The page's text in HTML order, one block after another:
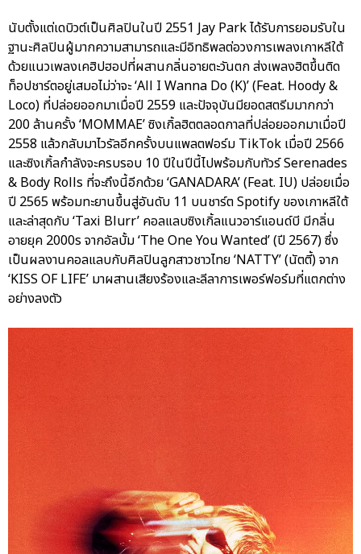
นับตั้งแต่เดบิวต์เป็นศิลปินในปี 2551 Jay Park ได้รับการยอมรับใน
ฐานะศิลปินผู้มากความสามารถและมีอิทธิพลต่อวงการเพลงเกาหลีใต้
ด้วยแนวเพลงเคฮิปฮอปที่ผสานกลิ่นอายตะวันตก ส่งเพลงฮิตขึ้นติด
ท็อปชาร์ตอยู่เสมอไม่ว่าจะ ‘All I Wanna Do (K)’ (Feat. Hoody &
Loco) ที่ปล่อยออกมาเมื่อปี 2559 และปัจจุบันมียอดสตรีมมากกว่า
200 ล้านครั้ง ‘MOMMAE’ ซิงเกิ้ลฮิตตลอดกาลที่ปล่อยออกมาเมื่อปี
2558 แล้วกลับมาไวรัลอีกครั้งบนแพลตฟอร์ม TikTok เมื่อปี 2566
และซิงเกิ้ลกำลังจะครบรอบ 10 ปีในปีนี้ไปพร้อมกับทัวร์ Serenades
& Body Rolls ที่จะถึงนี้อีกด้วย ‘GANADARA’ (Feat. IU) ปล่อยเมื่อ
ปี 2565 พร้อมทะยานขึ้นสู่อันดับ 11 บนชาร์ต Spotify ของเกาหลีใต้
และล่าสุดกับ ‘Taxi Blurr’ คอลแลบซิงเกิ้ลแนวอาร์แอนด์บี มีกลิ่น
อายยุค 2000s จากอัลบั้ม ‘The One You Wanted’ (ปี 2567) ซึ่ง
เป็นผลงานคอลแลบกับศิลปินลูกสาวชาวไทย ‘NATTY’ (นัตตี้) จาก
‘KISS OF LIFE’ มาผสานเสียงร้องและลีลาการเพอร์ฟอร์มที่แตกต่าง
อย่างลงตัว